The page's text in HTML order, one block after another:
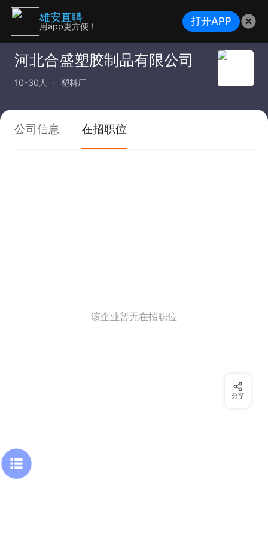
河北合盛塑胶制品有限公司
10-30人 塑料厂
公司信息 在招职位
该企业暂无在招职位
分享
雄安直聘
用app更方便！ 打开APP